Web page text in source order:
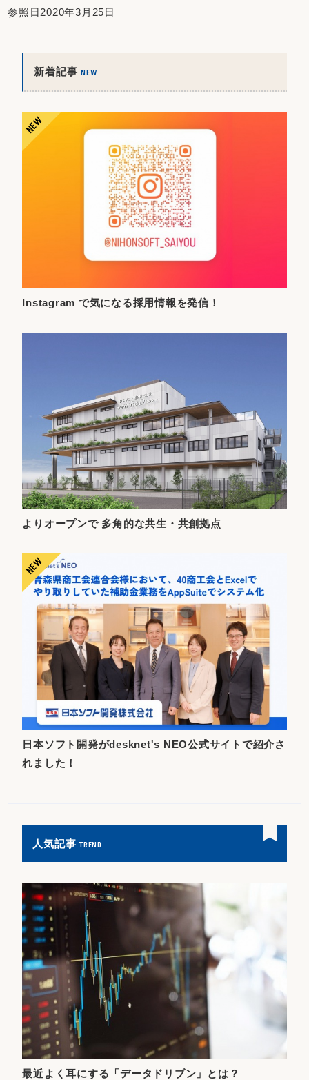
参照日2020年3月25日
新着記事NEW
Instagram で気になる採用情報を発信！
よりオープンで 多角的な共生・共創拠点
日本ソフト開発がdesknet's NEO公式サイトで紹介さ
れました！
人気記事TREND
最近よく耳にする「データドリブン」とは？